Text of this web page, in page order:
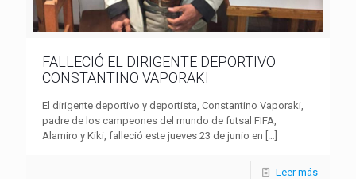
FALLECIÓ EL DIRIGENTE DEPORTIVO
CONSTANTINO VAPORAKI
El dirigente deportivo y deportista, Constantino Vaporaki,
padre de los campeones del mundo de futsal FIFA,
Alamiro y Kiki, falleció este jueves 23 de junio en […]
Leer más